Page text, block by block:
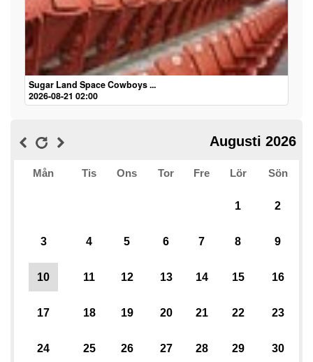
Sugar Land Space Cowboys ...
2026-08-21 02:00
Augusti 2026
Mån Tis Ons Tor Fre Lör Sön
1 2
3 4 5 6 7 8 9
10 11 12 13 14 15 16
17 18 19 20 21 22 23
24 25 26 27 28 29 30